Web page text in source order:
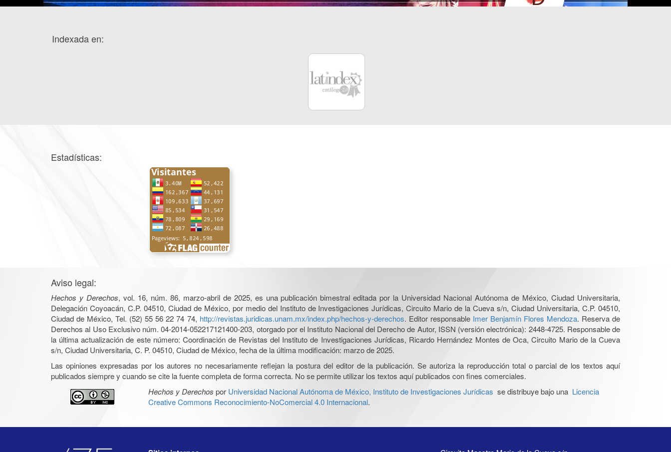
Indexada en:
Estadísticas:
Aviso legal:
Hechos y Derechos, vol. 16, núm. 86, marzo-abril de 2025, es una publicación bimestral editada por la Universidad Nacional Autónoma de México, Ciudad Universitaria,
Delegación Coyoacán, C.P. 04510, Ciudad de México, por medio del Instituto de Investigaciones Jurídicas, Circuito Mario de la Cueva s/n, Ciudad Universitaria, C.P. 04510,
Ciudad de México, Tel. (52) 55 56 22 74 74, http://revistas.juridicas.unam.mx/index.php/hechos-y-derechos. Editor responsable Imer Benjamín Flores Mendoza. Reserva de
Derechos al Uso Exclusivo núm. 04-2014-052217121400-203, otorgado por el Instituto Nacional del Derecho de Autor, ISSN (versión electrónica): 2448-4725. Responsable de
la última actualización de este número: Coordinación de Revistas del Instituto de Investigaciones Jurídicas, Ricardo Hernández Montes de Oca, Circuito Mario de la Cueva
s/n, Ciudad Universitaria, C. P. 04510, Ciudad de México, fecha de la última modificación: marzo de 2025.
Las opiniones expresadas por los autores no necesariamente reflejan la postura del editor de la publicación. Se autoriza la reproducción total o parcial de los textos aquí
publicados siempre y cuando se cite la fuente completa de forma correcta. No se permite utilizar los textos aquí publicados con fines comerciales.
Hechos y Derechos por Universidad Nacional Autónoma de México, Instituto de Investigaciones Jurídicas se distribuye bajo una Licencia
Creative Commons Reconocimiento-NoComercial 4.0 Internacional.